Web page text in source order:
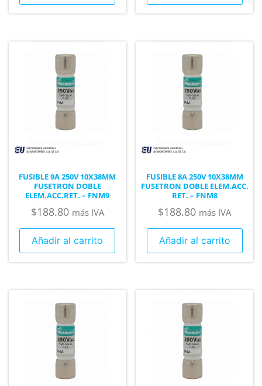
FUSIBLE 9A 250V 10X38MM
FUSETRON DOBLE
ELEM.ACC.RET. – FNM9
$188.80 más IVA
Añadir al carrito
FUSIBLE 8A 250V 10X38MM
FUSETRON DOBLE ELEM.ACC.
RET. – FNM8
$188.80 más IVA
Añadir al carrito